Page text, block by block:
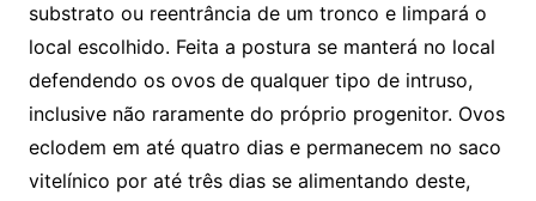
substrato ou reentrância de um tronco e limpará o
local escolhido. Feita a postura se manterá no local
defendendo os ovos de qualquer tipo de intruso,
inclusive não raramente do próprio progenitor. Ovos
eclodem em até quatro dias e permanecem no saco
vitelínico por até três dias se alimentando deste,